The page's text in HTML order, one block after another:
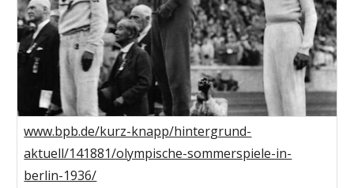
www.bpb.de/kurz-knapp/hintergrund-
aktuell/141881/olympische-sommerspiele-in-
berlin-1936/